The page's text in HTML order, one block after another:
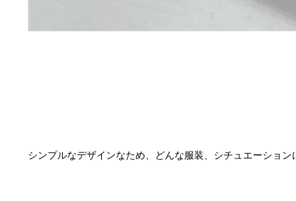
シンプルなデザインなため、どんな服装、シチュエーショ